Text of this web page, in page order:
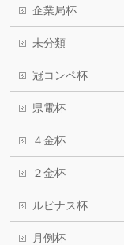
企業局杯
未分類
冠コンペ杯
県電杯
４金杯
２金杯
ルピナス杯
月例杯